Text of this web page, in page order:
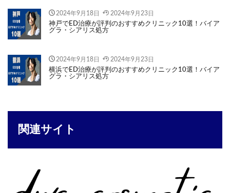
2024年9月18日 2024年9月23日
神戸でED治療が評判のおすすめクリニック10選！バイア
グラ・シアリス処方
2024年9月18日 2024年9月23日
横浜でED治療が評判のおすすめクリニック10選！バイア
グラ・シアリス処方
関連サイト